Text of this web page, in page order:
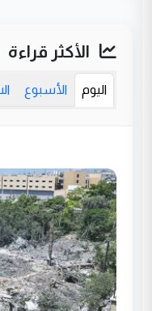
الأكثر قراءة
اليوم الأسبوع